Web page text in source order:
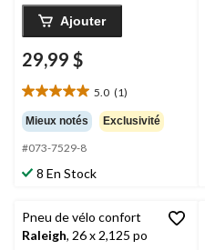
Ajouter
29,99 $
5.0 (1)
5.0
étoile(s)
sur
5.
1
Mieux notés Exclusivité
#073-7529-8
8 En Stock
Pneu de vélo confort
Raleigh, 26 x 2,125 po